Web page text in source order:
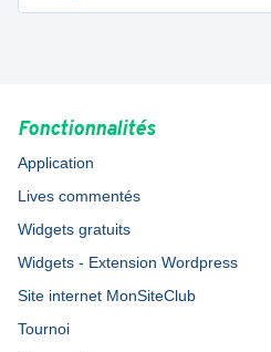
Fonctionnalités
Application
Lives commentés
Widgets gratuits
Widgets - Extension Wordpress
Site internet MonSiteClub
Tournoi